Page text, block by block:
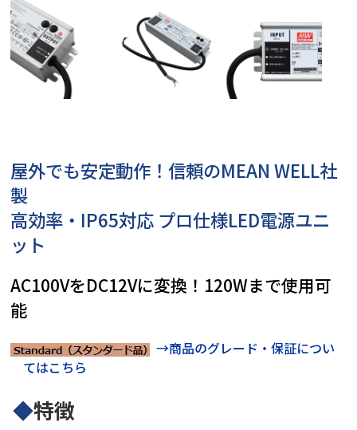
屋外でも安定動作！信頼のMEAN WELL社
製
高効率・IP65対応 プロ仕様LED電源ユニ
ット
AC100VをDC12Vに変換！120Wまで使用可
能
→商品のグレード・保証につい
てはこちら
◆特徴